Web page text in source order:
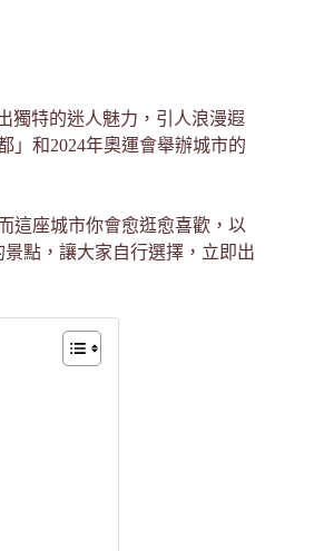
獨特的迷人魅力，引人浪漫遐
」和2024年奧運會舉辦城市的
這座城市你會愈逛愈喜歡，以
點，讓大家自行選擇，立即出